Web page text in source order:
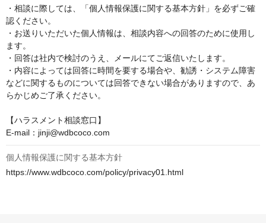
・相談に際しては、「個人情報保護に関する基本方針」を必ずご確
認ください。
・お送りいただいた個人情報は、相談内容への回答のために使用し
ます。
・回答は社内で検討のうえ、メールにてご返信いたします。
・内容によっては回答に時間を要する場合や、勧誘・システム障害
などに関するものについては回答できない場合がありますので、あ
らかじめご了承ください。
【ハラスメント相談窓口】
個人情報保護に関する基本方針
https://www.wdbcoco.com/policy/privacy01.html